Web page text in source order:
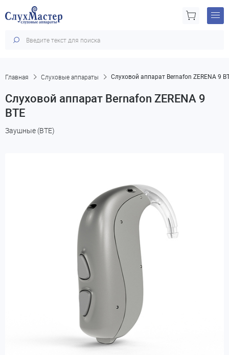
Главная Слуховые аппараты Слуховой аппарат Bernafon ZERENA 9
Слуховой аппарат Bernafon ZERENA 9
BTE
Заушные (BTE)